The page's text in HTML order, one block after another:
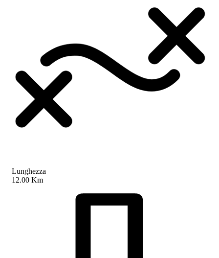
Lunghezza
12.00 Km